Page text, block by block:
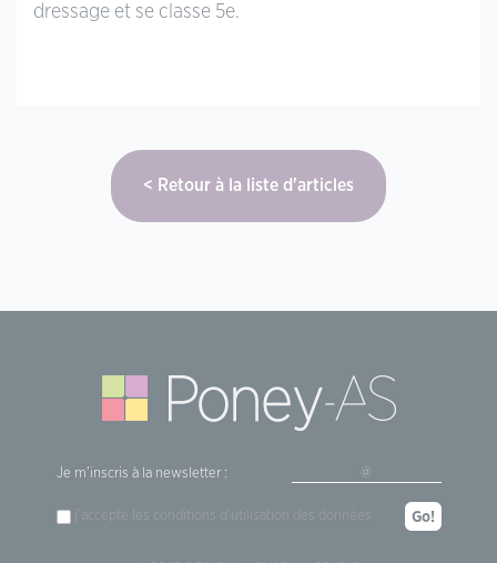
dressage et se classe 5e.
Retour à la liste d'articles
Je m'inscris à la newsletter :
j'accepte les conditions d'utilisation des données Go!